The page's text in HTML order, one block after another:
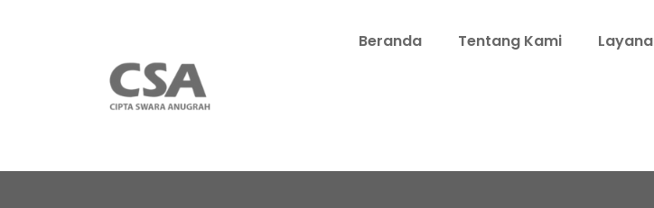
Beranda Tentang Kami